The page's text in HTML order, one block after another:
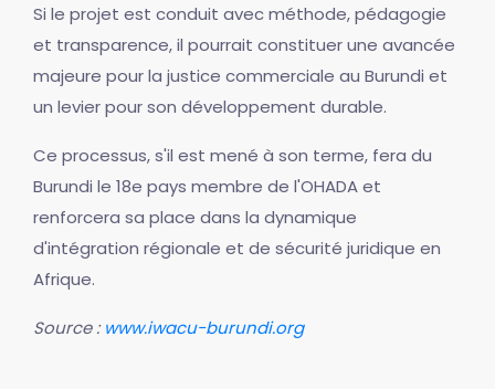
Si le projet est conduit avec méthode, pédagogie
et transparence, il pourrait constituer une avancée
majeure pour la justice commerciale au Burundi et
un levier pour son développement durable.
Ce processus, s'il est mené à son terme, fera du
Burundi le 18e pays membre de l'OHADA et
renforcera sa place dans la dynamique
d'intégration régionale et de sécurité juridique en
Afrique.
Source :www.iwacu-burundi.org